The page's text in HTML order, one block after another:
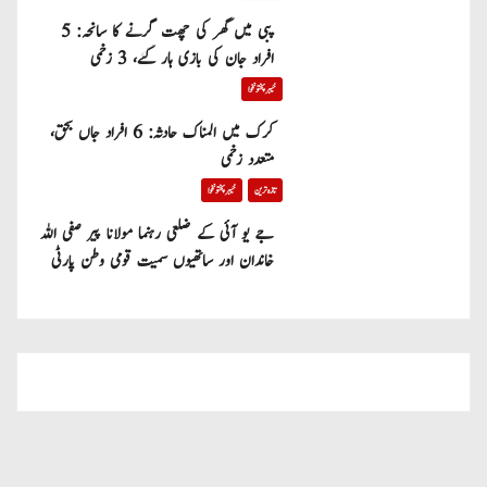
پبی میں گھر کی چھت گرنے کا سانحہ: 5
افراد جان کی بازی ہار گئے، 3 زخمی
خیبر پختونخوا
کرک میں المناک حادثہ: 6 افراد جاں بحق،
متعدد زخمی
تازہ ترین خیبر پختونخوا
جے یو آئی کے ضلعی رہنما مولانا پیر صفی اللہ
خاندان اور ساتھیوں سمیت قومی وطن پارٹی